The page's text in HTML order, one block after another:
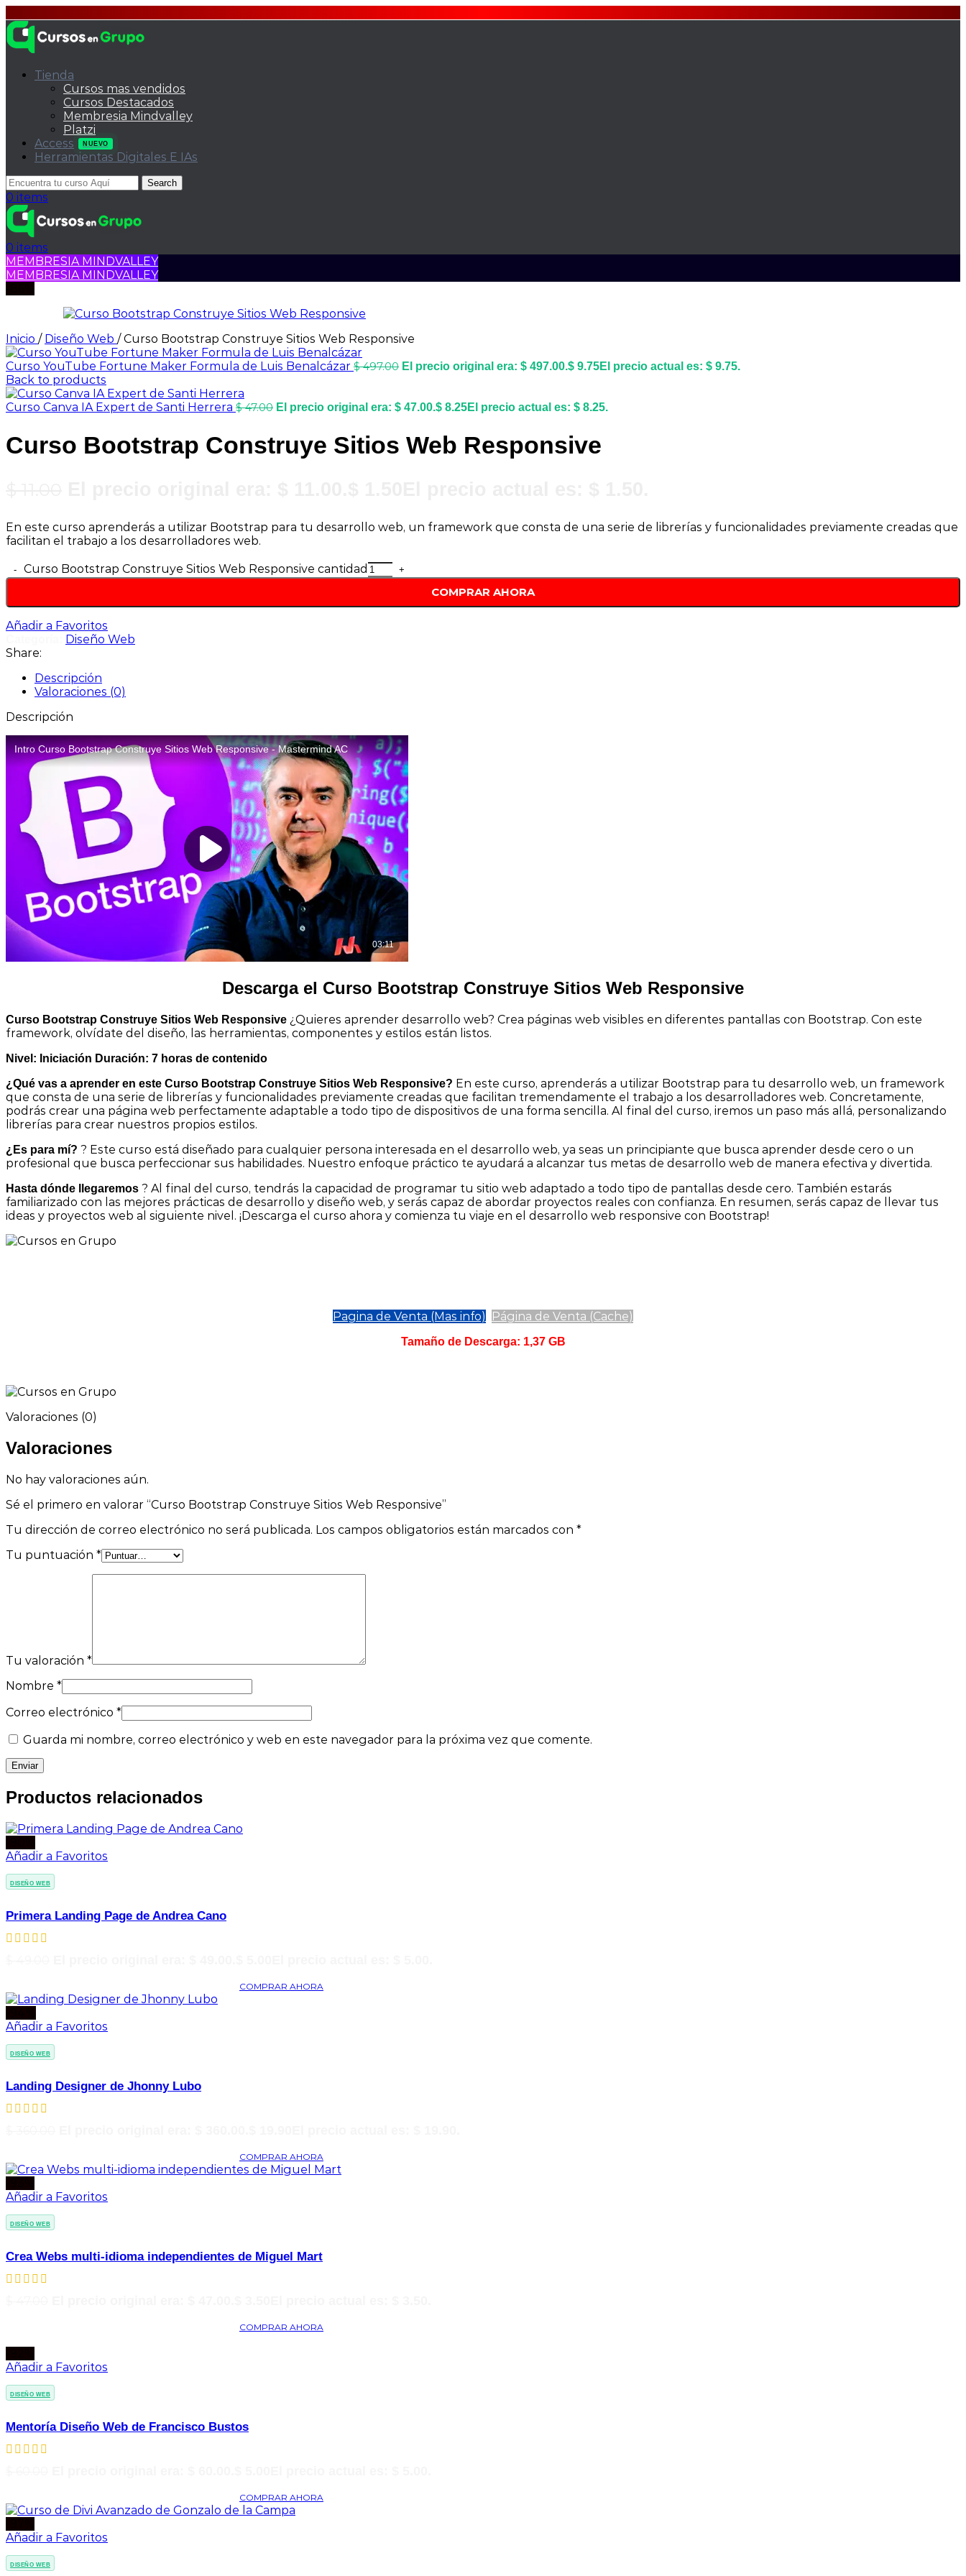
Tienda
Cursos mas vendidos
Cursos Destacados
Membresia Mindvalley
Platzi
Access
NUEVO
Herramientas Digitales E IAs
Search
0 items
0 items
MEMBRESIA MINDVALLEY
MEMBRESIA MINDVALLEY
Inicio / Diseño Web / Curso Bootstrap Construye Sitios Web Responsive
Curso YouTube Fortune Maker Formula de Luis Benalcázar $497.00 El precio original era: $ 497.00.$ 9.75El precio actual es: $ 9.75.
Back to products
Curso Canva IA Expert de Santi Herrera $47.00 El precio original era: $ 47.00.$ 8.25El precio actual es: $ 8.25.
Curso Bootstrap Construye Sitios Web Responsive
En este curso aprenderás a utilizar Bootstrap para tu desarrollo web, un framework que consta de una serie de librerías y funcionalidades previamente creadas que
facilitan el trabajo a los desarrolladores web.
Curso Bootstrap Construye Sitios Web Responsive cantidad
COMPRAR AHORA
Añadir a Favoritos
Diseño Web
Share:
Descripción
Valoraciones (0)
Descripción
Descarga el Curso Bootstrap Construye Sitios Web Responsive
Curso Bootstrap Construye Sitios Web Responsive ¿Quieres aprender desarrollo web? Crea páginas web visibles en diferentes pantallas con Bootstrap. Con este
framework, olvídate del diseño, las herramientas, componentes y estilos están listos.
Nivel: Iniciación Duración: 7 horas de contenido
¿Qué vas a aprender en este Curso Bootstrap Construye Sitios Web Responsive? En este curso, aprenderás a utilizar Bootstrap para tu desarrollo web, un framework
que consta de una serie de librerías y funcionalidades previamente creadas que facilitan tremendamente el trabajo a los desarrolladores web. Concretamente,
podrás crear una página web perfectamente adaptable a todo tipo de dispositivos de una forma sencilla. Al final del curso, iremos un paso más allá, personalizando
librerías para crear nuestros propios estilos.
¿Es para mí? ? Este curso está diseñado para cualquier persona interesada en el desarrollo web, ya seas un principiante que busca aprender desde cero o un
profesional que busca perfeccionar sus habilidades. Nuestro enfoque práctico te ayudará a alcanzar tus metas de desarrollo web de manera efectiva y divertida.
Hasta dónde llegaremos ? Al final del curso, tendrás la capacidad de programar tu sitio web adaptado a todo tipo de pantallas desde cero. También estarás
familiarizado con las mejores prácticas de desarrollo y diseño web, y serás capaz de abordar proyectos reales con confianza. En resumen, serás capaz de llevar tus
ideas y proyectos web al siguiente nivel. ¡Descarga el curso ahora y comienza tu viaje en el desarrollo web responsive con Bootstrap!
Pagina de Venta (Mas info) Página de Venta (Cache)
Tamaño de Descarga: 1,37 GB
Valoraciones (0)
Valoraciones
No hay valoraciones aún.
Sé el primero en valorar “Curso Bootstrap Construye Sitios Web Responsive”
Tu dirección de correo electrónico no será publicada. Los campos obligatorios están marcados con *
Tu puntuación *
Tu valoración *
Nombre *
Correo electrónico *
Guarda mi nombre, correo electrónico y web en este navegador para la próxima vez que comente.
Productos relacionados
Añadir a Favoritos
Primera Landing Page de Andrea Cano
DISEÑO WEB
COMPRAR AHORA
Añadir a Favoritos
Landing Designer de Jhonny Lubo
DISEÑO WEB
COMPRAR AHORA
Añadir a Favoritos
Crea Webs multi-idioma independientes de Miguel Mart
DISEÑO WEB
COMPRAR AHORA
Añadir a Favoritos
Mentoría Diseño Web de Francisco Bustos
DISEÑO WEB
COMPRAR AHORA
Añadir a Favoritos
DISEÑO WEB